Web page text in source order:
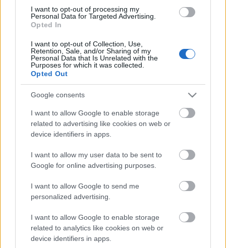
I want to opt-out of processing my
Personal Data for Targeted Advertising.
Opted In
I want to opt-out of Collection, Use,
Retention, Sale, and/or Sharing of my
Personal Data that Is Unrelated with the
Purposes for which it was collected.
Opted Out
Google consents
I want to allow Google to enable storage
related to advertising like cookies on web or
device identifiers in apps.
I want to allow my user data to be sent to
Google for online advertising purposes.
I want to allow Google to send me
personalized advertising.
I want to allow Google to enable storage
related to analytics like cookies on web or
device identifiers in apps.
porokat…
Ámokfutás – kis adagokkal
pszichoaktiv•2009. november 30.
Na, álljon itt egy több, mint két hónappal ezelőtti
eset felelőtlen, de hepiendű listája, jó hülye este volt
:)Hazaérkezés (a történések kezdete délután 6-kor
van, szobahőmérséklet 25,5 Celsius fok) 1 dupla
kávé (ahhoz, hogy ne dőljek el felébreszthetetlenül
este 7-kor…
Camu Camu
pszichoaktiv•2009. november 30.
A Camu Camu egy meglehetősen érdekes
gyógynövény, ami tele van C-vitaminnal, méghozzá a
szervezethez közelebb álló, természetes formában,